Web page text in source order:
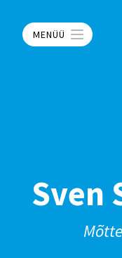
MENÜÜ
Sven